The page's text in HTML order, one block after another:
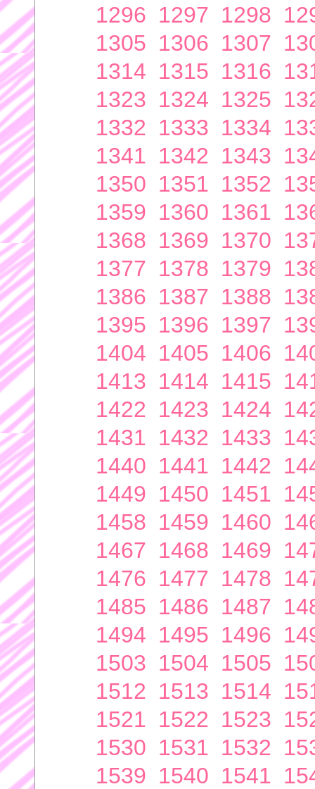
1296 1297 1298
1305 1306 1307
1314 1315 1316
1323 1324 1325
1332 1333 1334
1341 1342 1343
1350 1351 1352
1359 1360 1361
1368 1369 1370
1377 1378 1379
1386 1387 1388
1395 1396 1397
1404 1405 1406
1413 1414 1415
1422 1423 1424
1431 1432 1433
1440 1441 1442
1449 1450 1451
1458 1459 1460
1467 1468 1469
1476 1477 1478
1485 1486 1487
1494 1495 1496
1503 1504 1505
1512 1513 1514
1521 1522 1523
1530 1531 1532
1539 1540 1541